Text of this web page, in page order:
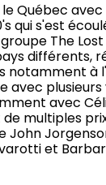
Québec
qui s'est
The
différents,
notamment à
avec
avec
multiples
et